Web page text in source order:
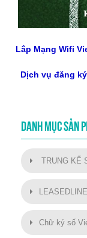
Lắp Mạng Wifi
Dịch vụ đăng
DANH MỤC SẢN
TRUNG KẾ
Chữ ký số